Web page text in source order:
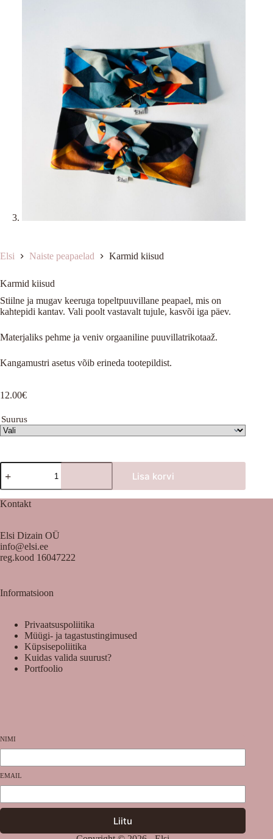
Elsi Naiste peapaelad Karmid kiisud
Karmid kiisud
Stiilne ja mugav keeruga topeltpuuvillane peapael, mis on
kahtepidi kantav. Vali poolt vastavalt tujule, kasvõi iga päev.
Materjaliks pehme ja veniv orgaaniline puuvillatrikotaaž.
Kangamustri asetus võib erineda tootepildist.
12.00€
Suurus
Karmid
kiisud
kogus
Lisa korvi
Kontakt
Elsi Dizain OÜ
info@elsi.ee
reg.kood 16047222
Informatsioon
Privaatsuspoliitika
Müügi- ja tagastustingimused
Küpsisepoliitika
Kuidas valida suurust?
Portfoolio
NIMI
EMAIL
Liitu